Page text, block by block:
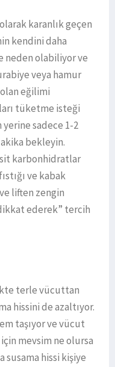
karanlık geçen
kendini daha
neden olabiliyor ve
veya hamur
eğilimi
tüketme isteği
sadece 1-2
bekleyin.
karbonhidratlar
ve kabak
liften zengin
ederek” tercih
terle vücuttan
hissini de azaltıyor.
taşıyor ve vücut
mevsim ne olursa
susama hissi kişiye